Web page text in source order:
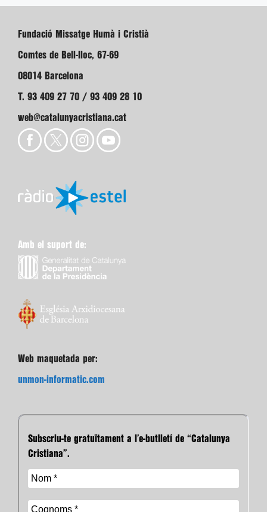
Fundació Missatge Humà i Cristià
Comtes de Bell-lloc, 67-69
08014 Barcelona
T. 93 409 27 70 / 93 409 28 10
web@catalunyacristiana.cat
Amb el suport de:
Web maquetada per:
unmon-informatic.com
Subscriu-te gratuïtament a l’e-butlletí de “Catalunya
Cristiana”.